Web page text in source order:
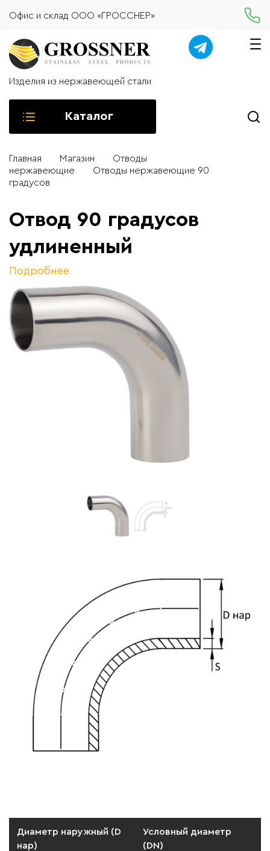
Офис и склад ООО «ГРОССНЕР»
Изделия из нержавеющей стали
Каталог
Главная Магазин
Отводы
нержавеющие
Отводы нержавеющие 90
градусов
Отвод 90 градусов
удлиненный
Подробнее
Диаметр наружный (D
нар)
Условный диаметр
(DN)